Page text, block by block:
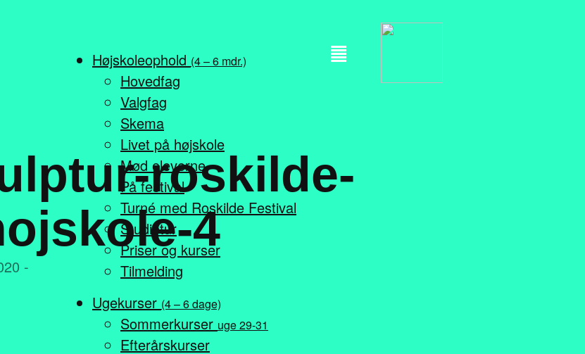
Højskoleophold (4 – 6 mdr.)
Hovedfag
Valgfag
Skema
Livet på højskole
Mød eleverne
På festival
Turné med Roskilde Festival
Studietur
Priser og kurser
Tilmelding
Ugekurser (4 – 6 dage)
Sommerkurser uge 29-31
Efterårskurser
roskilde-
4
-